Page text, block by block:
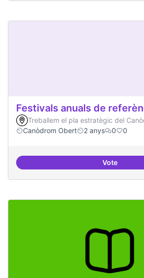
Festivals anuals de
Treballem el pla estratègic del
Canòdrom Obert
2 anys 0 0
VoteFestivals